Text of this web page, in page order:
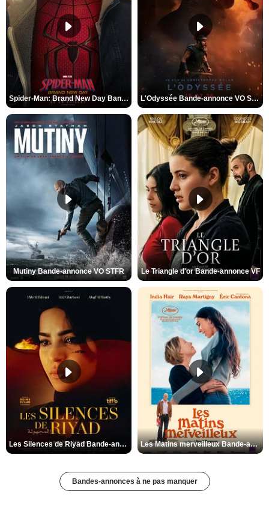
Spider-Man: Brand New Day Bande-annonce VO STFR L'Odyssée Bande-annonce VO STFR
Mutiny Bande-annonce VO STFR Le Triangle d'or Bande-annonce VF
Les Silences de Riyad Bande-annonce VO STFR Les Matins merveilleux Bande-annonce VF
Bandes-annonces à ne pas manquer